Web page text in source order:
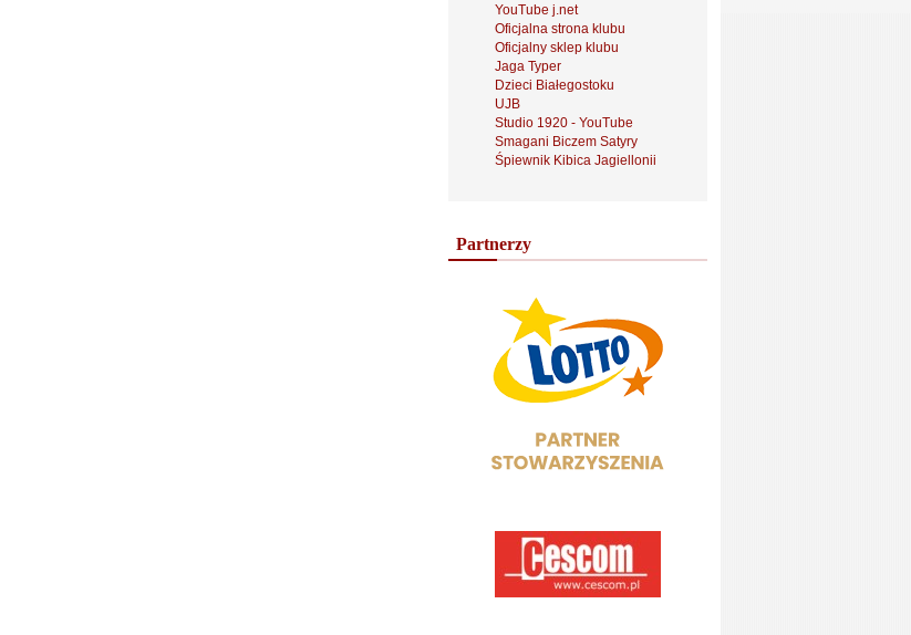
YouTube j.net
Oficjalna strona klubu
Oficjalny sklep klubu
Jaga Typer
Dzieci Białegostoku
UJB
Studio 1920 - YouTube
Smagani Biczem Satyry
Śpiewnik Kibica Jagiellonii
Partnerzy